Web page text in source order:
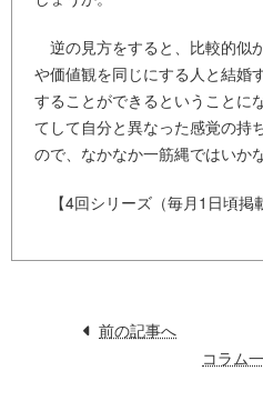
逆の見方をすると、比較的似
や価値観を同じにする人と結婚
することができるということに
てして自分と異なった感覚の持
ので、なかなか一筋縄ではいか
【4回シリーズ（毎月1日頃掲
前の記事へ
コラム